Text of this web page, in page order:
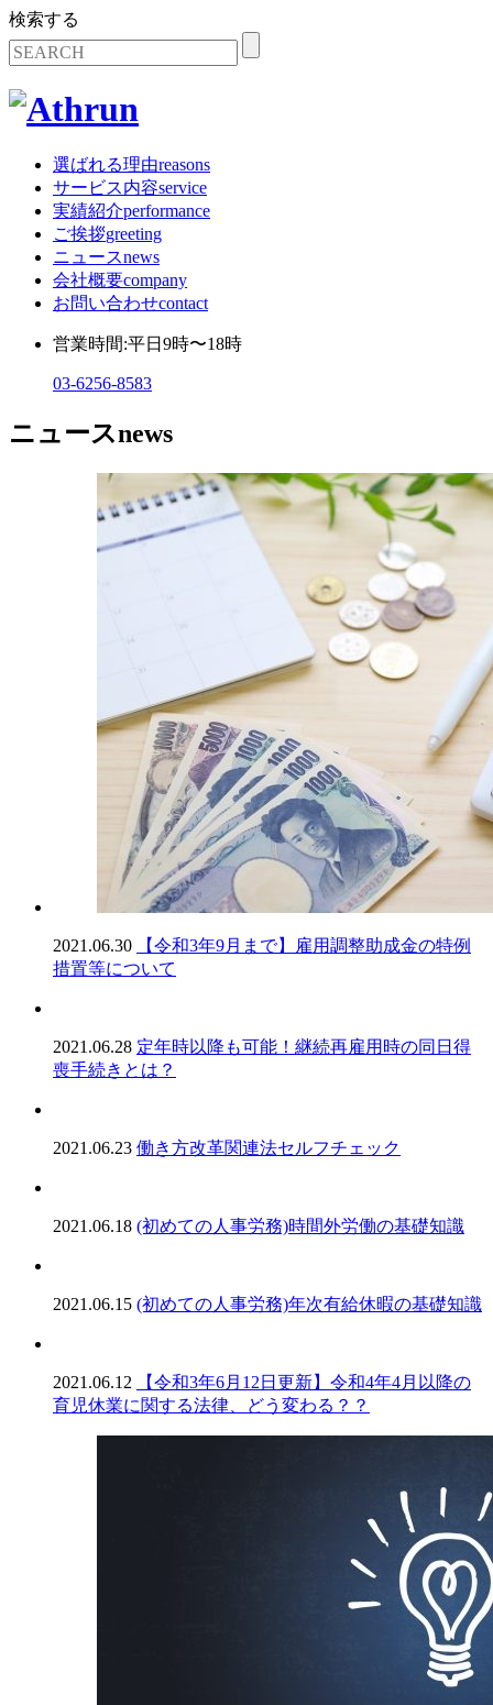
検索する
選ばれる理由reasons
サービス内容service
実績紹介performance
ご挨拶greeting
ニュースnews
会社概要company
お問い合わせcontact
営業時間:平日9時〜18時
03-6256-8583
ニュースnews
2021.06.30
【令和3年9月まで】雇用調整助成金の特例
措置等について
2021.06.28 定年時以降も可能！継続再雇用時の同日得
喪手続きとは？
2021.06.23 働き方改革関連法セルフチェック
2021.06.18 (初めての人事労務)時間外労働の基礎知識
2021.06.15 (初めての人事労務)年次有給休暇の基礎知識
2021.06.12
【令和3年6月12日更新】令和4年4月以降の
育児休業に関する法律、どう変わる？？